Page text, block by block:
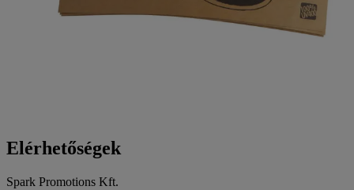
Elérhetőségek
Spark Promotions Kft.